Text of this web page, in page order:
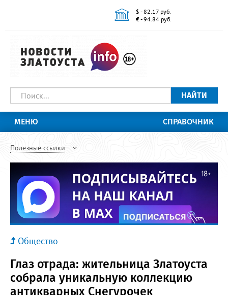
$ - 82.17 руб.
€ - 94.84 руб.
НАЙТИ
МЕНЮ СПРАВОЧНИК
Полезные ссылки
Общество
Глаз отрада: жительница Златоуста
собрала уникальную коллекцию
антикварных Снегурочек